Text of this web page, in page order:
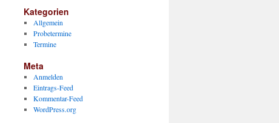
Kategorien
Allgemein
Probetermine
Termine
Meta
Anmelden
Eintrags-Feed
Kommentar-Feed
WordPress.org